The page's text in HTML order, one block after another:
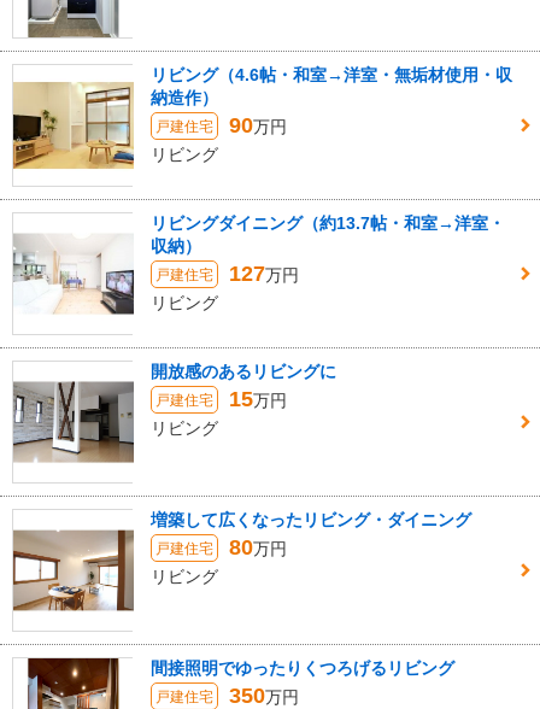
リビング（4.6帖・和室→洋室・無垢材使用・収
納造作）
戸建住宅 90万円
リビング
リビングダイニング（約13.7帖・和室→洋室・
収納）
戸建住宅 127万円
リビング
開放感のあるリビングに
戸建住宅 15万円
リビング
増築して広くなったリビング・ダイニング
戸建住宅 80万円
リビング
間接照明でゆったりくつろげるリビング
戸建住宅 350万円